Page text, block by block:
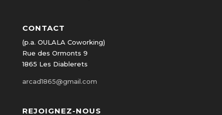
CONTACT
(p.a. OULALA Coworking)
Rue des Ormonts 9
1865 Les Diablerets
arcad1865@gmail.com
REJOIGNEZ-NOUS